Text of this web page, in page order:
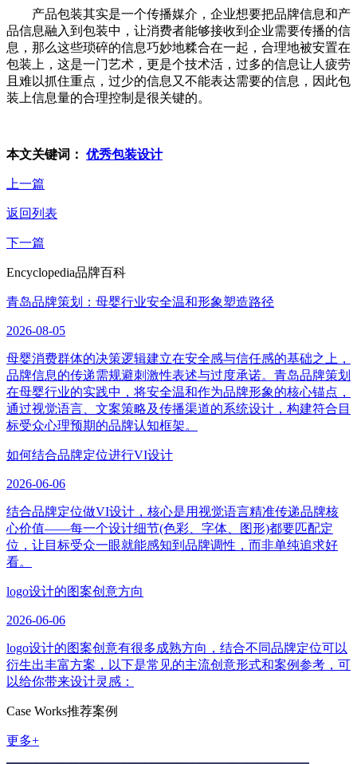
产品包装其实是一个传播媒介，企业想要把品牌信息和产
品信息融入到包装中，让消费者能够接收到企业需要传播的信
息，那么这些琐碎的信息巧妙地糅合在一起，合理地被安置在
包装上，这是一门艺术，更是个技术活，过多的信息让人疲劳
且难以抓住重点，过少的信息又不能表达需要的信息，因此包
装上信息量的合理控制是很关键的。
本文关键词： 优秀包装设计
上一篇
返回列表
下一篇
Encyclopedia品牌百科
青岛品牌策划：母婴行业安全温和形象塑造路径
2026-08-05
母婴消费群体的决策逻辑建立在安全感与信任感的基础之上，
品牌信息的传递需规避刺激性表述与过度承诺。青岛品牌策划
在母婴行业的实践中，将安全温和作为品牌形象的核心锚点，
通过视觉语言、文案策略及传播渠道的系统设计，构建符合目
标受众心理预期的品牌认知框架。
如何结合品牌定位进行VI设计
2026-06-06
结合品牌定位做VI设计，核心是用视觉语言精准传递品牌核
心价值——每一个设计细节(色彩、字体、图形)都要匹配定
位，让目标受众一眼就能感知到品牌调性，而非单纯追求好
看。
logo设计的图案创意方向
2026-06-06
logo设计的图案创意有很多成熟方向，结合不同品牌定位可以
衍生出丰富方案，以下是常见的主流创意形式和案例参考，可
以给你带来设计灵感：
Case Works推荐案例
更多+